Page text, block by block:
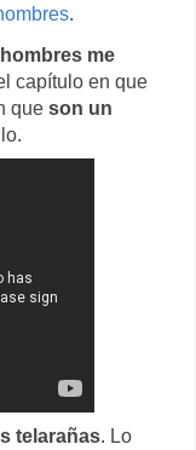
.
me
capítulo en que
que son un
telarañas. Lo